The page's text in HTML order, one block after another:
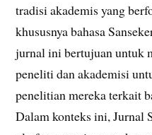
tradisi akademis yang
khususnya bahasa
jurnal ini bertujuan untuk
peneliti dan akademisi
penelitian mereka terkait
Dalam konteks ini, Jurnal